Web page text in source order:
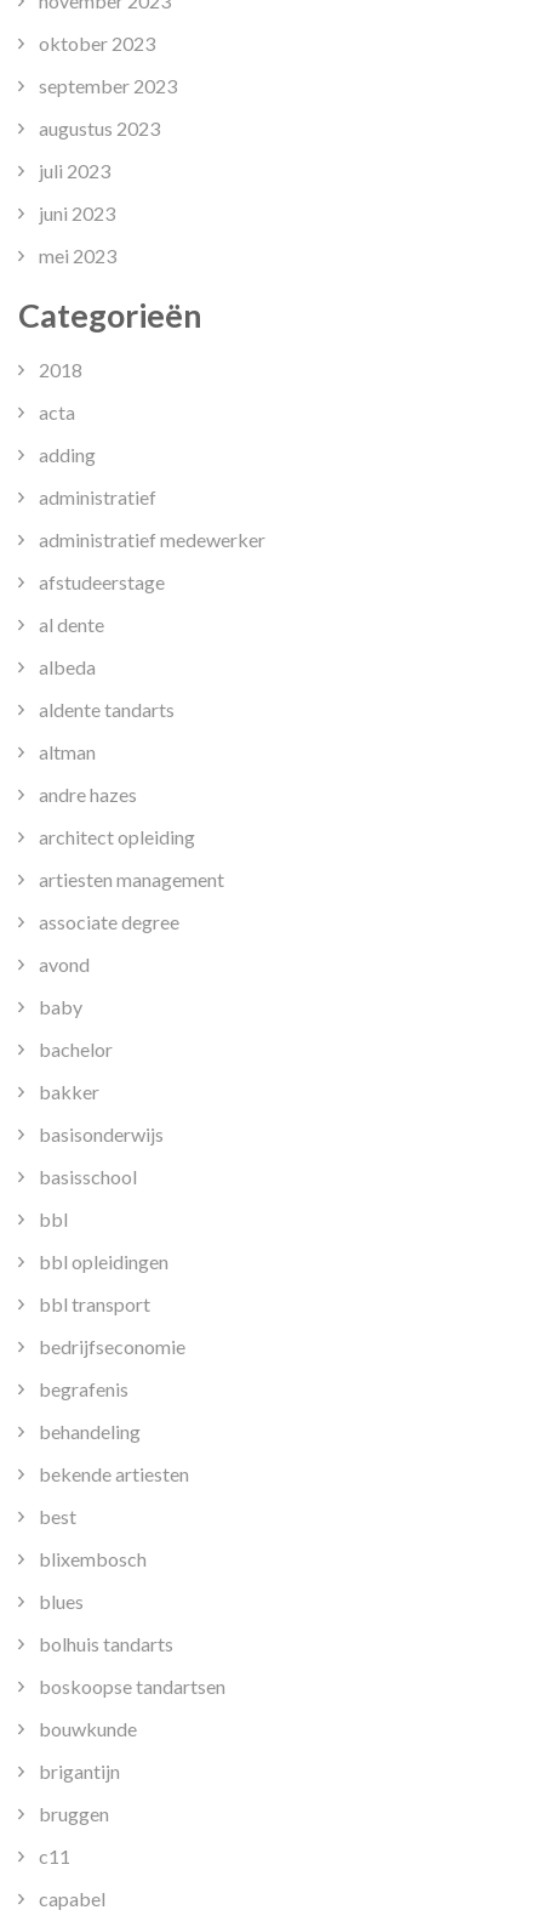
oktober 2023
september 2023
augustus 2023
juli 2023
juni 2023
mei 2023
Categorieën
2018
acta
adding
administratief
administratief medewerker
afstudeerstage
al dente
albeda
aldente tandarts
altman
andre hazes
architect opleiding
artiesten management
associate degree
avond
baby
bachelor
bakker
basisonderwijs
basisschool
bbl
bbl opleidingen
bbl transport
bedrijfseconomie
begrafenis
behandeling
bekende artiesten
best
blixembosch
blues
bolhuis tandarts
boskoopse tandartsen
bouwkunde
brigantijn
bruggen
c11
capabel